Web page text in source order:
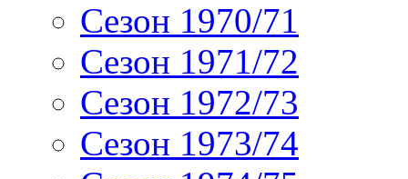
Сезон 1970/71
Сезон 1971/72
Сезон 1972/73
Сезон 1973/74